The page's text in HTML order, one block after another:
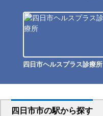
四日市ヘルスプラス診療所
四日市市の駅から探す